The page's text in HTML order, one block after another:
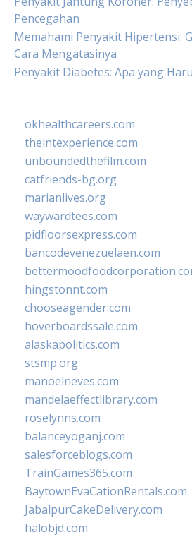
Pencegahan
Memahami Penyakit Hipertensi:
Cara Mengatasinya
Penyakit Diabetes: Apa yang
okhealthcareers.com
theintexperience.com
unboundedthefilm.com
catfriends-bg.org
marianlives.org
waywardtees.com
pidfloorsexpress.com
bancodevenezuelaen.com
hingstonnt.com
chooseagender.com
hoverboardssale.com
alaskapolitics.com
stsmp.org
manoelneves.com
mandelaeffectlibrary.com
roselynns.com
balanceyoganj.com
salesforceblogs.com
TrainGames365.com
BaytownEvaCationRentals.com
JabalpurCakeDelivery.com
halobjd.com